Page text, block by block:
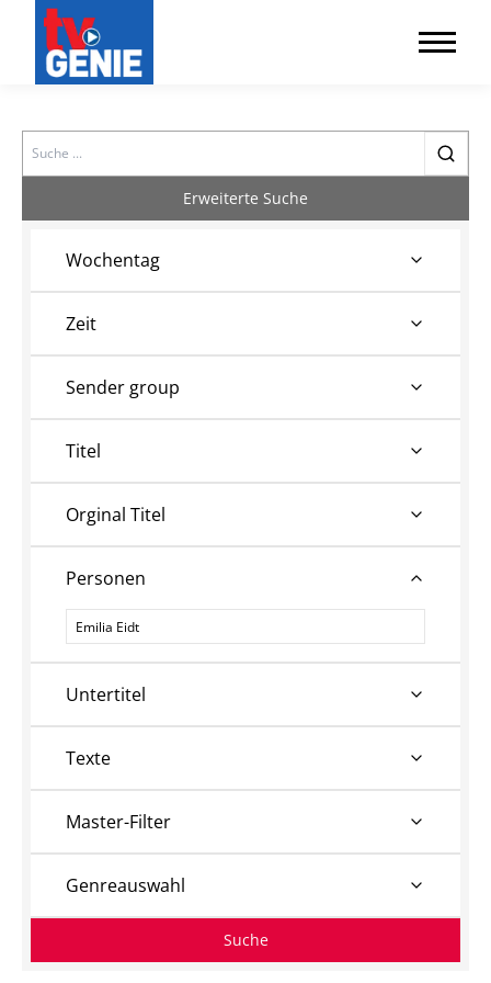
Search
Erweiterte Suche
Wochentag
Zeit
Sender group
Titel
Orginal Titel
Personen
Personen
Untertitel
Texte
Master-Filter
Genreauswahl
Suche